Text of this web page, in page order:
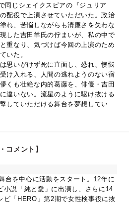
同じシェイクスピアの『ジュリア
配役で上演させていただいた。政治
れ、苦悩しながらも清廉さを失わな
した吉田羊氏の佇まいが、私の中で
重なり、気づけば今回の上演のため
いた。
思いがけず死に直面し、恐れ、懊悩
け入れる、人間の逃れようのない宿
くも壮絶な内的葛藤を、俳優・吉田
違いない。流星のように駆け抜ける
していただける舞台を夢想してい
コメント】
台を中心に活動をスタート。12年に
小説「純と愛」に出演し、さらに14
ビ「HERO」第2期で女性検事役に抜